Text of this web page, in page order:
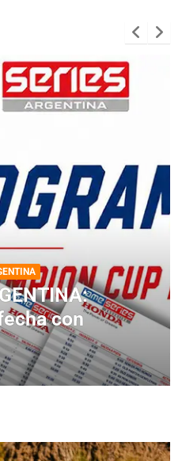
con